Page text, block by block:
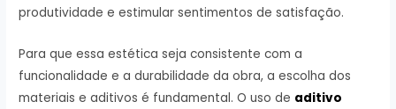
produtividade e estimular sentimentos de satisfação.
Para que essa estética seja consistente com a
funcionalidade e a durabilidade da obra, a escolha dos
materiais e aditivos é fundamental. O uso de aditivo